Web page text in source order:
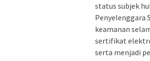
status subjek
Penyelenggara
keamanan
sertifikat
serta menjadi